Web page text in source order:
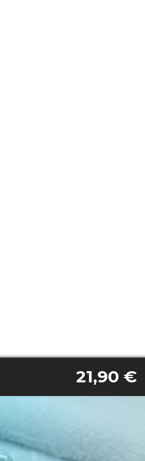
21,90 €